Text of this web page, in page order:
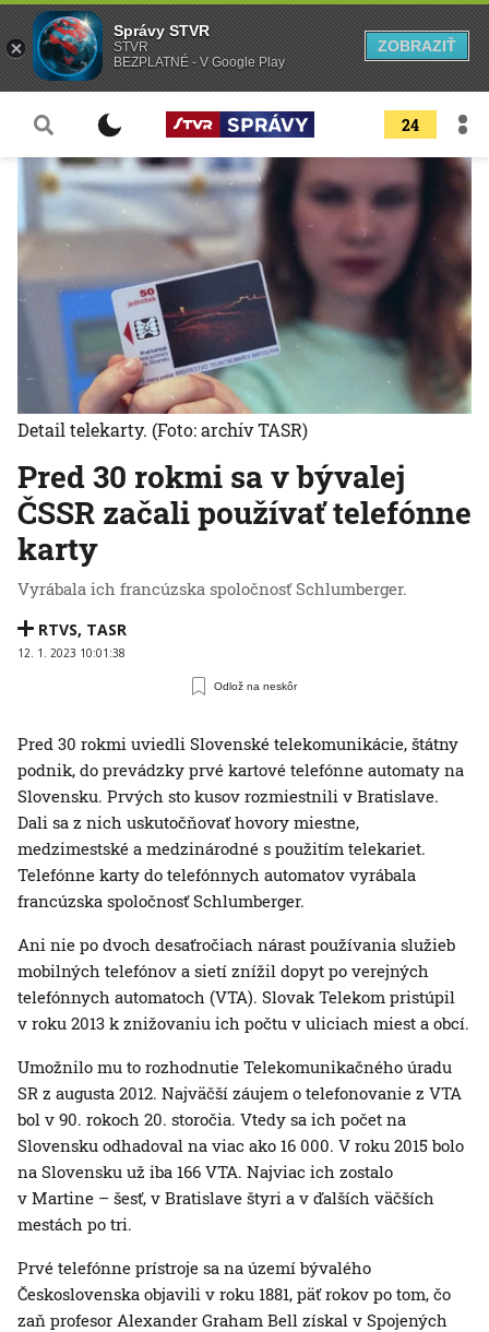
24
Pred 30 rokmi sa v bývalej
ČSSR začali používať telefónne
karty
Vyrábala ich francúzska spoločnosť Schlumberger.
RTVS, TASR
12. 1. 2023 10:01:38
Odlož na neskôr
Detail telekarty. (Foto: archív TASR)
Pred 30 rokmi uviedli Slovenské telekomunikácie, štátny
podnik, do prevádzky prvé kartové telefónne automaty na
Slovensku. Prvých sto kusov rozmiestnili v Bratislave.
Dali sa z nich uskutočňovať hovory miestne,
medzimestské a medzinárodné s použitím telekariet.
Telefónne karty do telefónnych automatov vyrábala
francúzska spoločnosť Schlumberger.
Ani nie po dvoch desaťročiach nárast používania služieb
mobilných telefónov a sietí znížil dopyt po verejných
telefónnych automatoch (VTA). Slovak Telekom pristúpil
v roku 2013 k znižovaniu ich počtu v uliciach miest a obcí.
Umožnilo mu to rozhodnutie Telekomunikačného úradu
SR z augusta 2012. Najväčší záujem o telefonovanie z VTA
bol v 90. rokoch 20. storočia. Vtedy sa ich počet na
Slovensku odhadoval na viac ako 16 000. V roku 2015 bolo
na Slovensku už iba 166 VTA. Najviac ich zostalo
v Martine – šesť, v Bratislave štyri a v ďalších väčších
mestách po tri.
Prvé telefónne prístroje sa na území bývalého
Československa objavili v roku 1881, päť rokov po tom, čo
zaň profesor Alexander Graham Bell získal v Spojených
Správy STVR
STVR
BEZPLATNÉ - V Google Play
ZOBRAZIŤ